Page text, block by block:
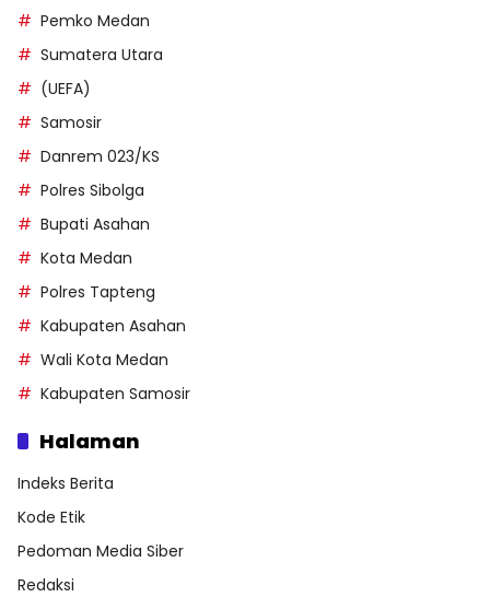
Pemko Medan
Sumatera Utara
(UEFA)
Samosir
Danrem 023/KS
Polres Sibolga
Bupati Asahan
Kota Medan
Polres Tapteng
Kabupaten Asahan
Wali Kota Medan
Kabupaten Samosir
Halaman
Indeks Berita
Kode Etik
Pedoman Media Siber
Redaksi